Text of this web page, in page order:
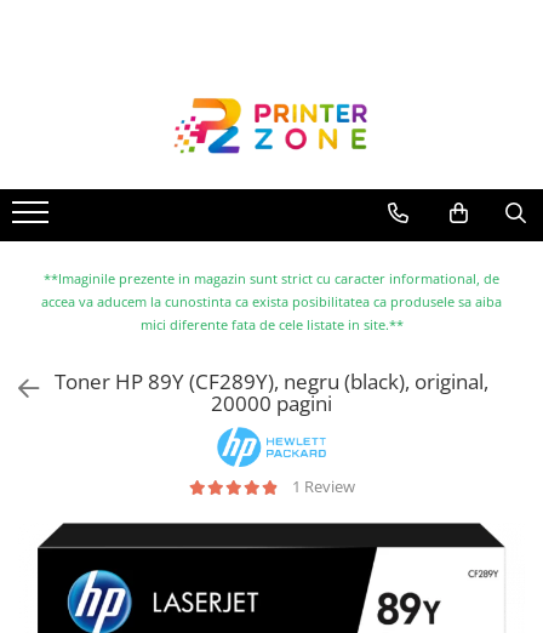
Imprimante cu jet
Multifunctionale laser
Multifunctionale cu jet
Imprimante etichete
Scanere
Accesorii multifunctionale
Piese schimb
Plottere
Consumabile imprimanta
**Imaginile prezente in magazin sunt strict cu caracter informational, de
accea va aducem la cunostinta ca exista posibilitatea ca produsele sa aiba
mici diferente fata de cele listate in site.**
Toner HP 89Y (CF289Y), negru (black), original,
20000 pagini
1 Review